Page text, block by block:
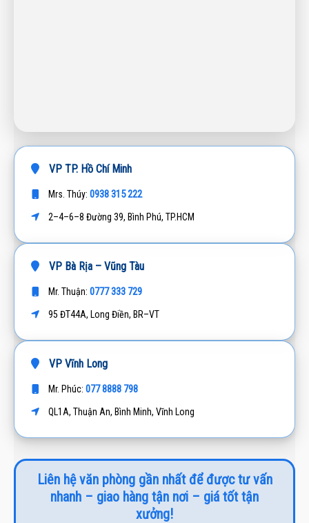
VP TP. Hồ Chí Minh
Mrs. Thúy: 0938 315 222
2–4–6–8 Đường 39, Bình Phú, TP.HCM
VP Bà Rịa – Vũng Tàu
Mr. Thuận: 0777 333 729
95 ĐT44A, Long Điền, BR–VT
VP Vĩnh Long
Mr. Phúc: 077 8888 798
QL1A, Thuận An, Bình Minh, Vĩnh Long
Liên hệ văn phòng gần nhất để được tư vấn
nhanh – giao hàng tận nơi – giá tốt tận
xưởng!